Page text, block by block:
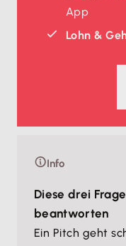
App
Lohn &
Info
Diese drei
beantworten
Ein Pitch geht